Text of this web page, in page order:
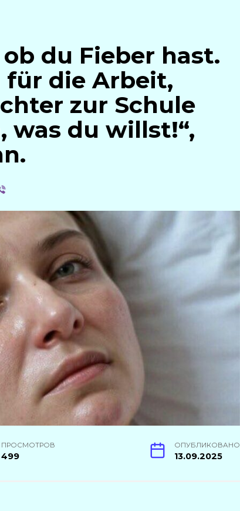
du Fieber hast.
für die Arbeit,
zur Schule
was du willst!“,
ПРОСМОТРОВ
499
ОПУБЛИКОВАНО
13.09.2025